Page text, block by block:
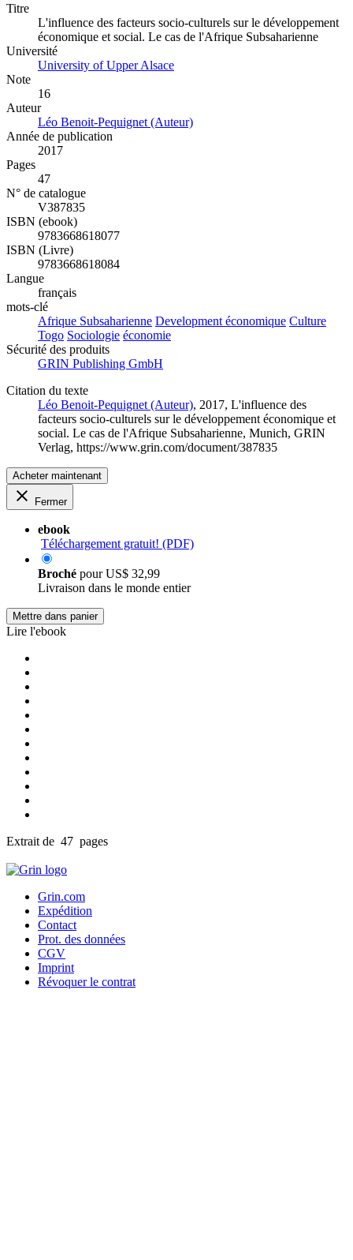
Titre
L'influence des facteurs socio-culturels sur le développement
économique et social. Le cas de l'Afrique Subsaharienne
Université
University of Upper Alsace
Note
16
Auteur
Léo Benoit-Pequignet (Auteur)
Année de publication
2017
Pages
47
N° de catalogue
V387835
ISBN (ebook)
9783668618077
ISBN (Livre)
9783668618084
Langue
français
mots-clé
Afrique Subsaharienne Development économique Culture
Togo Sociologie économie
Sécurité des produits
GRIN Publishing GmbH
Citation du texte
Léo Benoit-Pequignet (Auteur), 2017, L'influence des
facteurs socio-culturels sur le développement économique et
social. Le cas de l'Afrique Subsaharienne, Munich, GRIN
Verlag, https://www.grin.com/document/387835
Acheter maintenant
Fermer
ebook
Téléchargement gratuit! (PDF)
Broché pourUS$ 32,99
Livraison dans le monde entier
Mettre dans panier
Lire l'ebook